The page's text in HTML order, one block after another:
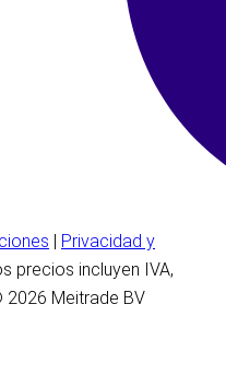
Privacidad y
precios incluyen IVA,
Meitrade BV